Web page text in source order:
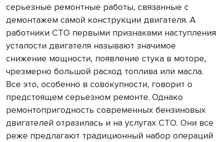
серьезные ремонтные работы, связанные с
демонтажем самой конструкции двигателя. А
работники СТО первыми признаками наступления
усталости двигателя называют значимое
снижение мощности, появление стука в моторе,
чрезмерно большой расход топлива или масла.
Все это, особенно в совокупности, говорит о
предстоящем серьезном ремонте. Однако
ремонтопригодность современных бензиновых
двигателей отразилась и на услугах СТО. Они все
реже предлагают традиционный набор операций